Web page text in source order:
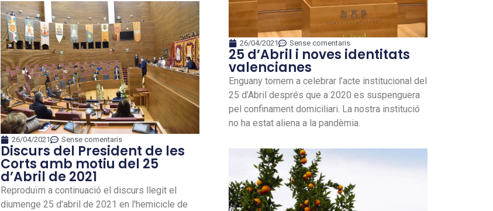
26/04/2021 Sense comentaris
Discurs del President de les
Corts amb motiu del 25
d’Abril de 2021
Reproduïm a continuació el discurs llegit el
diumenge 25 d'abril de 2021 en l'hemicicle de
26/04/2021 Sense comentaris
25 d’Abril i noves identitats
valencianes
Enguany tornem a celebrar l’acte institucional del
25 d’Abril després que a 2020 es suspenguera
pel confinament domiciliari. La nostra institució
no ha estat aliena a la pandèmia.